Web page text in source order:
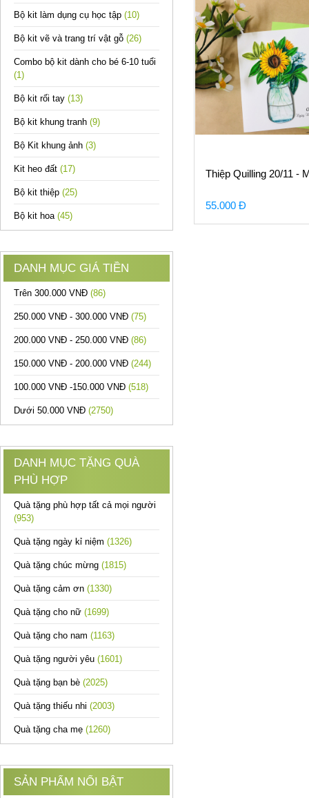
Bộ kit làm dụng cụ học tập (10)
Bộ kit vẽ và trang trí vật gỗ (26)
Combo bộ kit dành cho bé 6-10 tuổi
(1)
Bộ kit rối tay (13)
Bộ kit khung tranh (9)
Bộ Kit khung ảnh (3)
Kit heo đất (17)
Bộ kit thiệp (25)
Bộ kit hoa (45)
DANH MỤC GIÁ TIỀN
Trên 300.000 VNĐ (86)
250.000 VNĐ - 300.000 VNĐ (75)
200.000 VNĐ - 250.000 VNĐ (86)
150.000 VNĐ - 200.000 VNĐ (244)
100.000 VNĐ -150.000 VNĐ (518)
Dưới 50.000 VNĐ (2750)
DANH MỤC TẶNG QUÀ
PHÙ HỢP
Quà tặng phù hợp tất cả mọi người
(953)
Quà tặng ngày kỉ niệm (1326)
Quà tặng chúc mừng (1815)
Quà tặng cảm ơn (1330)
Quà tặng cho nữ (1699)
Quà tặng cho nam (1163)
Quà tặng người yêu (1601)
Quà tặng bạn bè (2025)
Quà tặng thiếu nhi (2003)
Quà tặng cha mẹ (1260)
SẢN PHẨM NỔI BẬT
Thiệp Quilling 20/11 -
55.000 Đ